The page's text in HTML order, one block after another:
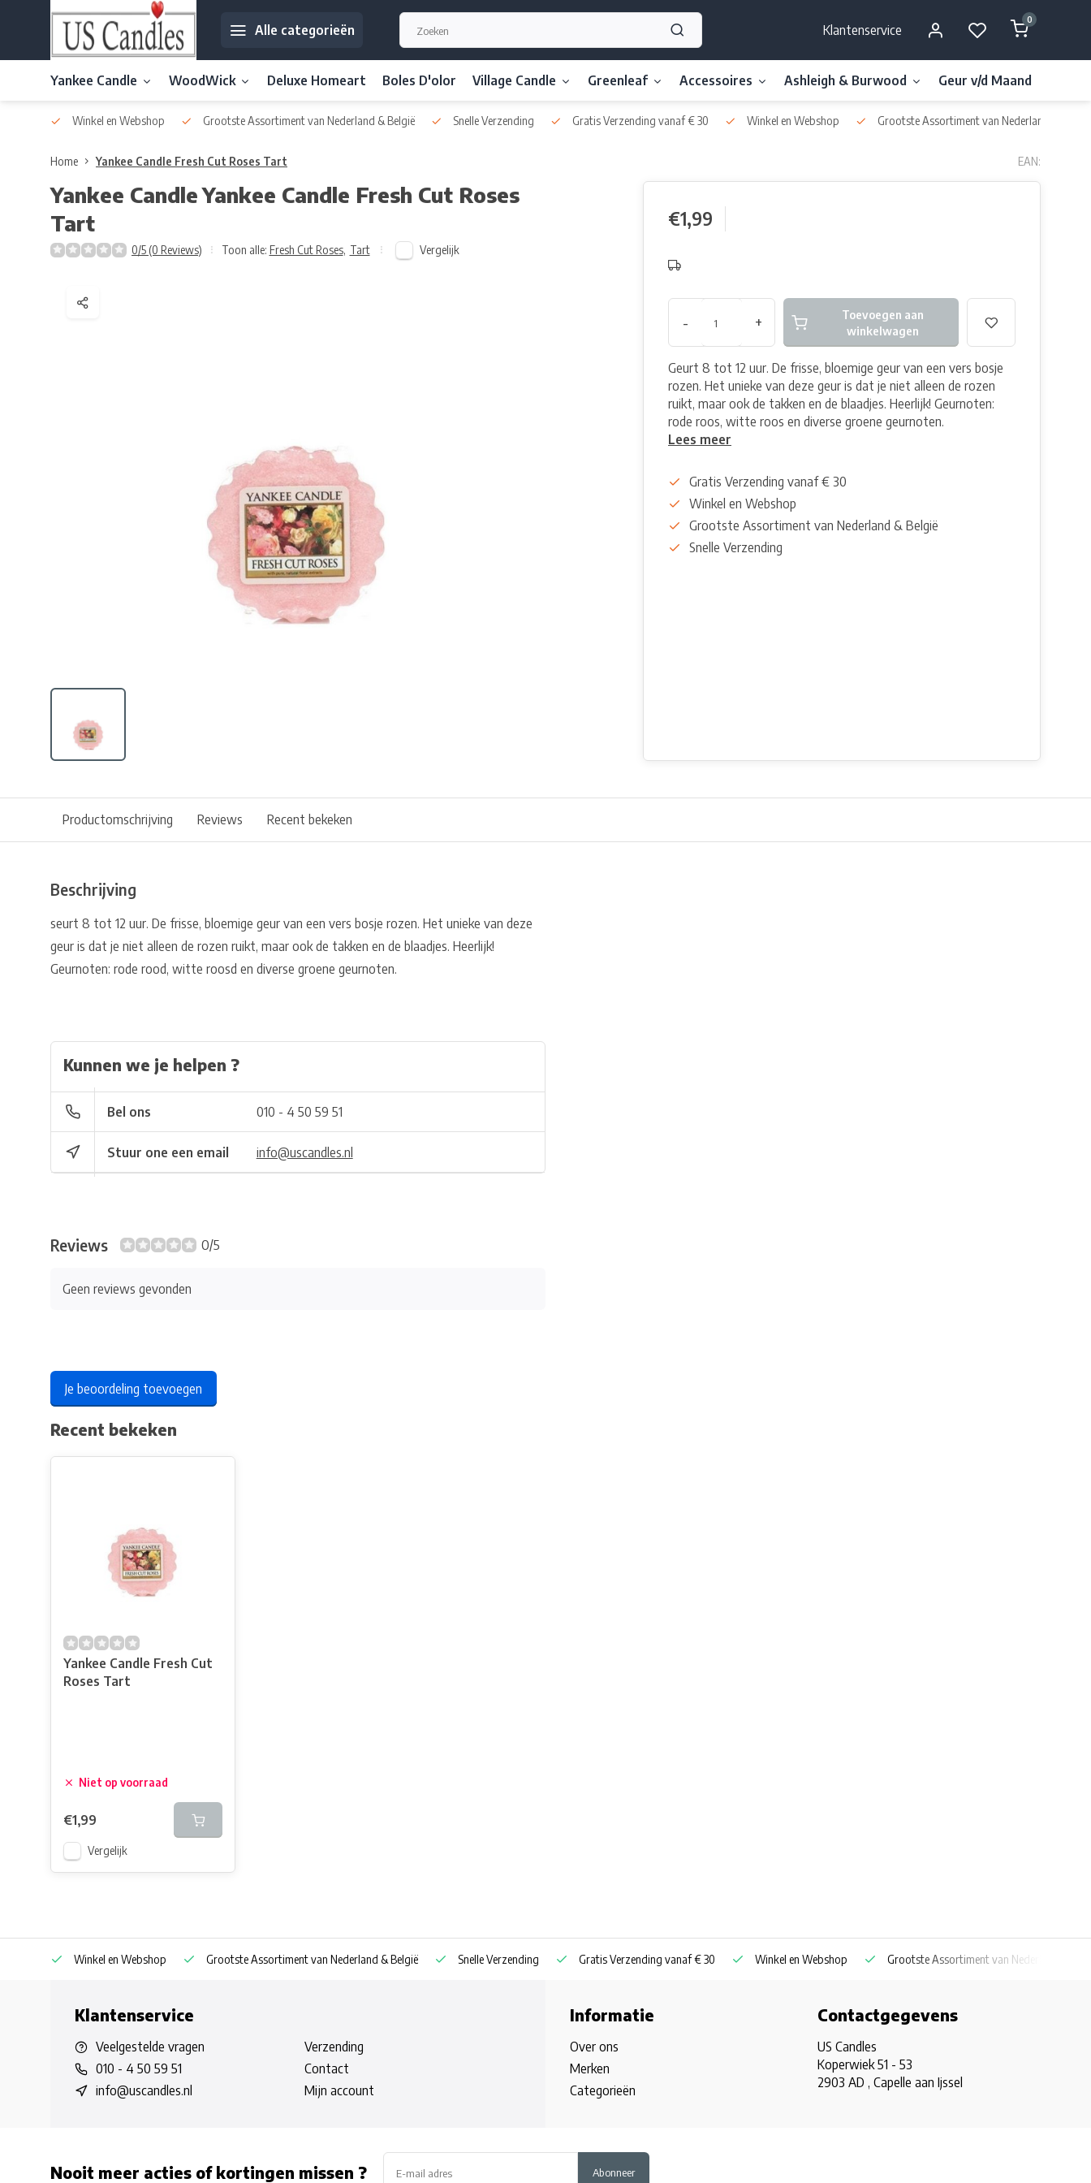
Alle categorieën Klantenservice
0
Yankee Candle WoodWick Deluxe Homeart Boles D'olor Village Candle Greenleaf Accessoires Ashleigh & Burwood Geur v/d Maand
Winkel en Webshop Grootste Assortiment van Nederland & België Snelle Verzending Gratis Verzending vanaf € 30 Winkel en Webshop Grootste Assortiment van Nederland & België
Home Yankee Candle Fresh Cut Roses Tart EAN:
Yankee CandleYankee Candle Fresh Cut Roses
Tart
0/5 (0 Reviews) Toon alle: Fresh Cut Roses, Tart Vergelijk
€1,99
- +
Toevoegen aan
winkelwagen
Geurt 8 tot 12 uur. De frisse, bloemige geur van een vers bosje
rozen. Het unieke van deze geur is dat je niet alleen de rozen
ruikt, maar ook de takken en de blaadjes. Heerlijk! Geurnoten:
rode roos, witte roos en diverse groene geurnoten.
Lees meer
Gratis Verzending vanaf € 30
Winkel en Webshop
Grootste Assortiment van Nederland & België
Snelle Verzending
Productomschrijving Reviews Recent bekeken
Beschrijving
seurt 8 tot 12 uur. De frisse, bloemige geur van een vers bosje rozen. Het unieke van deze
geur is dat je niet alleen de rozen ruikt, maar ook de takken en de blaadjes. Heerlijk!
Geurnoten: rode rood, witte roosd en diverse groene geurnoten.
Kunnen we je helpen ?
Bel ons 010 - 4 50 59 51
Stuur one een email info@uscandles.nl
Reviews 0/5
Geen reviews gevonden
Je beoordeling toevoegen
Recent bekeken
Yankee Candle Fresh Cut
Roses Tart
Niet op voorraad
€1,99
Vergelijk
Winkel en Webshop Grootste Assortiment van Nederland & België Snelle Verzending Gratis Verzending vanaf € 30 Winkel en Webshop Grootste Assortiment van Nederland &
Klantenservice
Veelgestelde vragen
010 - 4 50 59 51
info@uscandles.nl
Verzending
Contact
Mijn account
Informatie
Over ons
Merken
Categorieën
Contactgegevens
US Candles
Koperwiek 51 - 53
2903 AD , Capelle aan Ijssel
Nooit meer acties of kortingen missen ? Abonneer